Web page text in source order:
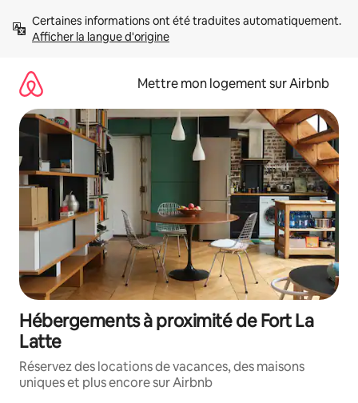
directement
Afficher la langue d'origine
Mettre mon logement sur Airbnb
Hébergements à proximité de Fort La
Latte
Réservez des locations de vacances, des maisons
uniques et plus encore sur Airbnb